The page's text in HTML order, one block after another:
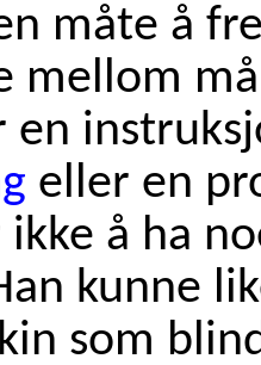
måte å
mellom
en
eller en
å ha
kunne
som